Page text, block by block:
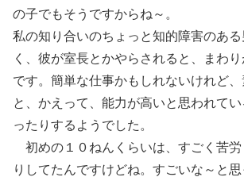
の子でもそうですからね～。
私の知り合いのちょっと知的障害のあ
く、彼が室長とかやらされると、まわ
です。簡単な仕事かもしれないけれど
と、かえって、能力が高いと思われて
ったりするようでした。
初めの１０ねんくらいは、すごく苦労
りしてたんですけどね。すごいな～と